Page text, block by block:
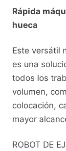
Rápida
hueca
Este versátil
es una
todos los
volumen,
colocación,
mayor
ROBOT DE